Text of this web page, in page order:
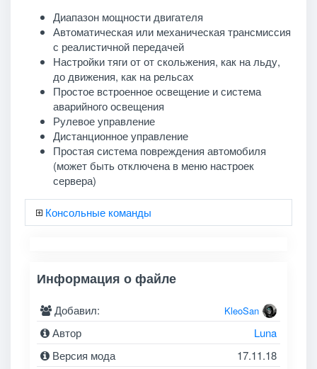
Диапазон мощности двигателя
Автоматическая или механическая трансмиссия
с реалистичной передачей
Настройки тяги от от скольжения, как на льду,
до движения, как на рельсах
Простое встроенное освещение и система
аварийного освещения
Рулевое управление
Дистанционное управление
Простая система повреждения автомобиля
(может быть отключена в меню настроек
сервера)
Консольные команды
Информация о файле
Добавил: KleoSan
Автор
Luna
Версия мода
17.11.18